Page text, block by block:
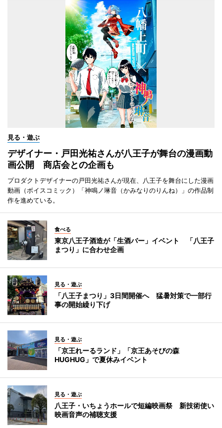
見る・遊ぶ
デザイナー・戸田光祐さんが八王子が舞台の漫画動
画公開 商店会との企画も
プロダクトデザイナーの戸田光祐さんが現在、八王子を舞台にした漫画
動画（ボイスコミック）「神鳴ノ琳音（かみなりのりんね）」の作品制
作を進めている。
食べる
東京八王子酒造が「生酒バー」イベント 「八王子
まつり」に合わせ企画
見る・遊ぶ
「八王子まつり」3日間開催へ 猛暑対策で一部行
事の開始繰り下げ
見る・遊ぶ
「京王れーるランド」「京王あそびの森
HUGHUG」で夏休みイベント
見る・遊ぶ
八王子・いちょうホールで短編映画祭 新技術使い
映画音声の補聴支援